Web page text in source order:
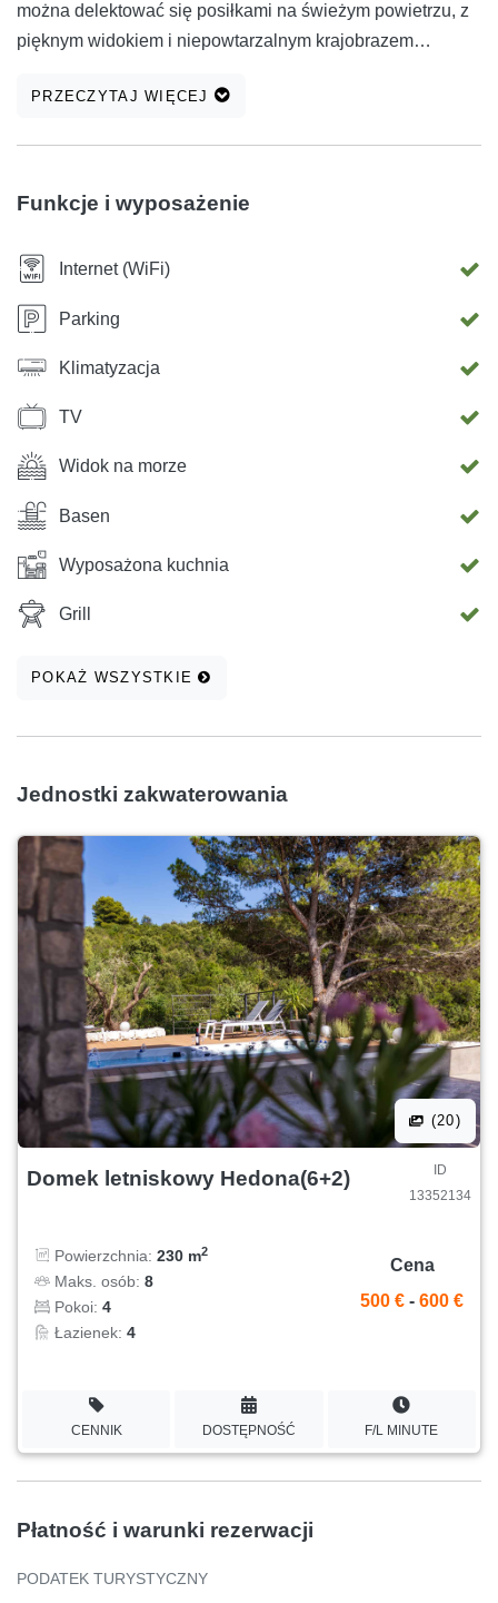
można delektować się posiłkami na świeżym powietrzu, z
pięknym widokiem i niepowtarzalnym krajobrazem
terenie obiektu znajduje się także basen przeciwprądowy z
znajdzie coś dla siebie. Willa Hedona jest całkowicie do
Państwa dyspozycji.
PRZECZYTAJ WIĘCEJ
Funkcje i wyposażenie
Internet (WiFi)
Parking
Klimatyzacja
TV
Widok na morze
Basen
Wyposażona kuchnia
Grill
POKAŻ WSZYSTKIE
Jednostki zakwaterowania
(20)
Domek letniskowy Hedona(6+2)
ID
13352134
Powierzchnia: 230 m2
Maks. osób: 8
Pokoi: 4
Łazienek: 4
Cena
500 € - 600 €
CENNIK DOSTĘPNOŚĆ F/L MINUTE
Płatność i warunki rezerwacji
PODATEK TURYSTYCZNY